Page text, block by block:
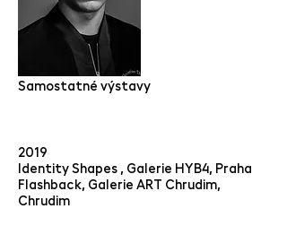
Samostatné výstavy
2019
Identity Shapes , Galerie HYB4, Praha
Flashback, Galerie ART Chrudim,
Chrudim